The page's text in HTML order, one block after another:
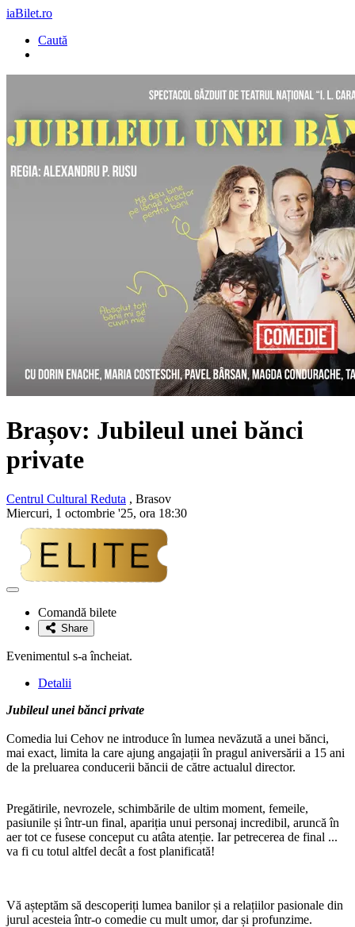
iaBilet.ro
Caută
Brașov: Jubileul unei bănci
private
Centrul Cultural Reduta , Brasov
Miercuri, 1 octombrie '25, ora 18:30
Adaugă
favoriteComandă bilete
Share
Evenimentul s-a încheiat.
Detalii
Jubileul unei bănci private
Comedia lui Cehov ne introduce în lumea nevăzută a unei bănci,
mai exact, limita la care ajung angajații în pragul aniversării a 15 ani
de la preluarea conducerii băncii de către actualul director.
Pregătirile, nevrozele, schimbările de ultim moment, femeile,
pasiunile și într-un final, apariția unui personaj incredibil, aruncă în
aer tot ce fusese conceput cu atâta atenție. Iar petrecerea de final ...
va fi cu totul altfel decât a fost planificată!
Vă așteptăm să descoperiți lumea banilor și a relațiilor pasionale din
jurul acesteia într-o comedie cu mult umor, dar și profunzime.